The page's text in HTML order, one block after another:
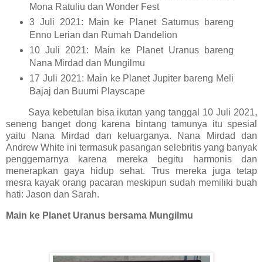
Mona Ratuliu dan Wonder Fest
3 Juli 2021: Main ke Planet Saturnus bareng
Enno Lerian dan Rumah Dandelion
10 Juli 2021: Main ke Planet Uranus bareng
Nana Mirdad dan Mungilmu
17 Juli 2021: Main ke Planet Jupiter bareng Meli
Bajaj dan Buumi Playscape
Saya kebetulan bisa ikutan yang tanggal 10 Juli 2021,
seneng banget dong karena bintang tamunya itu spesial
yaitu Nana Mirdad dan keluarganya. Nana Mirdad dan
Andrew White ini termasuk pasangan selebritis yang banyak
penggemarnya karena mereka begitu harmonis dan
menerapkan gaya hidup sehat. Trus mereka juga tetap
mesra kayak orang pacaran meskipun sudah memiliki buah
hati: Jason dan Sarah.
Main ke Planet Uranus bersama Mungilmu